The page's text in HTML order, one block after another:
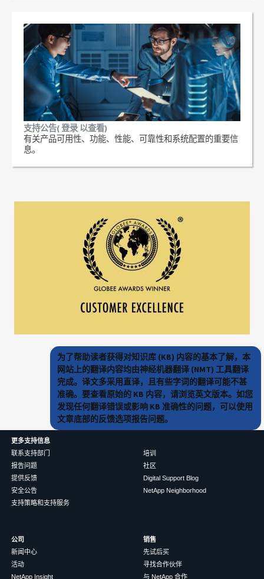
支持公告( 登录 以查看)
有关产品可用性、功能、性能、可靠性和系统配置的重要信
息。
为了帮助读者获得对知识库 (KB) 内容的基本了解，本
网站上的翻译内容均由神经机器翻译 (NMT) 工具翻译
完成。译文多采用直译，且有些字词的翻译可能不甚
准确。要查看原始的 KB 内容，请浏览英文版本。如您
发现任何翻译错误或影响 KB 准确性的问题，可以使用
文章底部的反馈选项报告问题。
更多支持信息
联系支持部门
报告问题
提供反馈
安全公告
支持策略和支持服务
培训
社区
Digital Support Blog
NetApp Neighborhood
公司
新闻中心
活动
NetApp Insight
销售
先试后买
寻找合作伙伴
与 NetApp 合作